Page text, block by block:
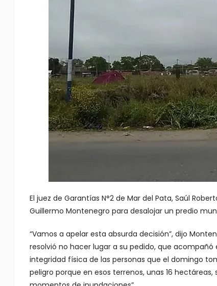
El juez de Garantías N°2 de Mar del Pata, Saúl
Guillermo Montenegro para desalojar un predio
“Vamos a apelar esta absurda decisión”, dijo
resolvió no hacer lugar a su pedido, que
integridad física de las personas que el domingo
peligro porque en esos terrenos, unas 16